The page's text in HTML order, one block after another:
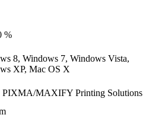
%
8, Windows 7, Windows Vista,
XP, Mac OS X
PIXMA/MAXIFY Printing Solutions